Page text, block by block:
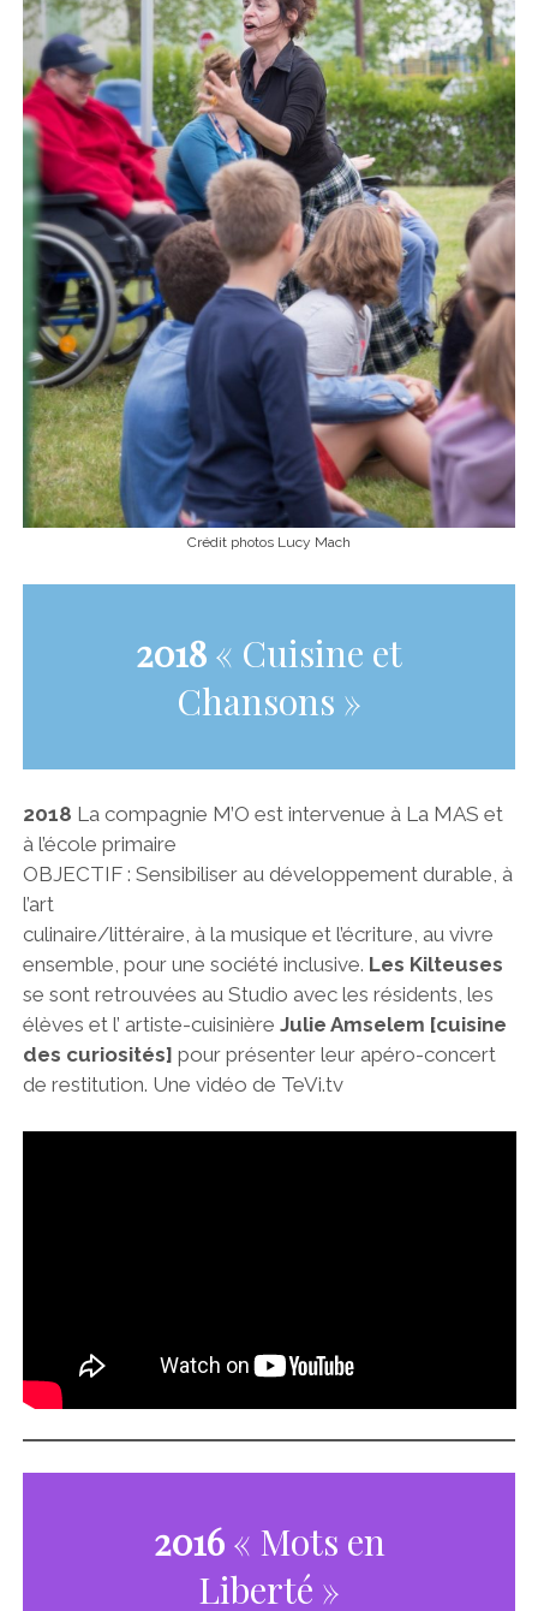
Crédit photos Lucy Mach
2018 « Cuisine et
Chansons »
2018 La compagnie M’O est intervenue à La MAS et
à l’école primaire
OBJECTIF : Sensibiliser au développement durable, à
l’art
culinaire/littéraire, à la musique et l’écriture, au vivre
ensemble, pour une société inclusive. Les Kilteuses
se sont retrouvées au Studio avec les résidents, les
élèves et l’ artiste-cuisinière Julie Amselem [cuisine
des curiosités] pour présenter leur apéro-concert
de restitution. Une vidéo de TeVi.tv
2016« Mots en
Liberté »